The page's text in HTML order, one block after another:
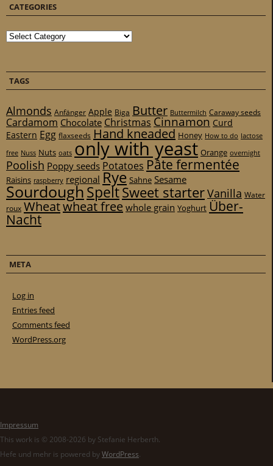
CATEGORIES
Categories
TAGS
Almonds Anfänger Apple Biga Butter Buttermilch Caraway seeds
Cardamom Chocolate Christmas Cinnamon Curd
Eastern Egg flaxseeds Hand kneaded Honey How to do lactose
free Nuss Nuts oats only with yeast Orange overnight
Poolish Poppy seeds Potatoes Pâte fermentée
Raisins raspberry regional Rye Sahne Sesame
SourdoughSpeltSweet starterVanilla Water
roux Wheatwheat freewhole grain Yoghurt Über-
Nacht
META
Log in
Entries feed
Comments feed
WordPress.org
Impressum
This work is © 2008-2026 by Stefanie Herberth.
Hefe und mehr is powered byWordPress.